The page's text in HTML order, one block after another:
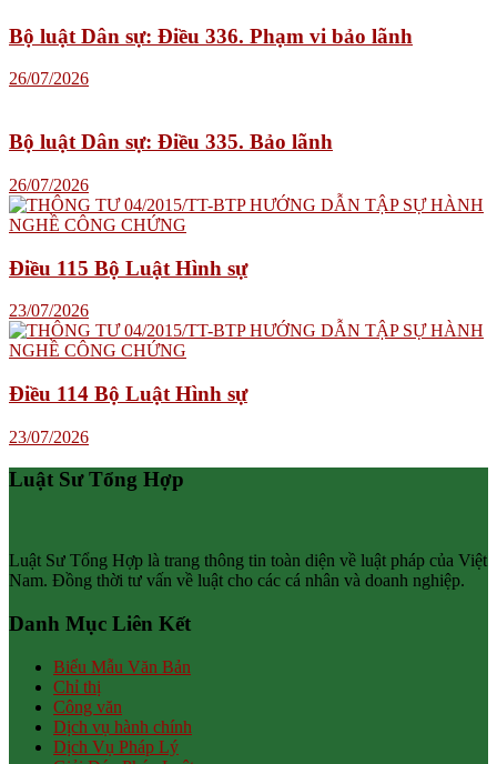
Bộ luật Dân sự: Điều 336. Phạm vi bảo lãnh
26/07/2026
Bộ luật Dân sự: Điều 335. Bảo lãnh
26/07/2026
Điều 115 Bộ Luật Hình sự
23/07/2026
Điều 114 Bộ Luật Hình sự
23/07/2026
Luật Sư Tổng Hợp
Luật Sư Tổng Hợp là trang thông tin toàn diện về luật pháp của Việt
Nam. Đồng thời tư vấn về luật cho các cá nhân và doanh nghiệp.
Danh Mục Liên Kết
Biểu Mẫu Văn Bản
Chỉ thị
Công văn
Dịch vụ hành chính
Dịch Vụ Pháp Lý